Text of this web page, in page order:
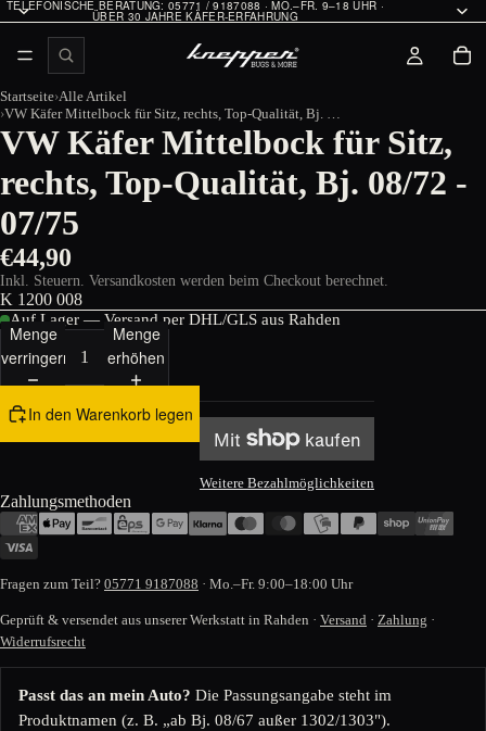
TELEFONISCHE BERATUNG: 05771 / 9187088 · MO.–FR. 9–18 UHR ·
ÜBER 30 JAHRE KÄFER-ERFAHRUNG
Startseite Alle Artikel
VW Käfer Mittelbock für Sitz, rechts, Top-Qualität, Bj. 08/72 - 07/75
VW Käfer Mittelbock für Sitz,
rechts, Top-Qualität, Bj. 08/72 -
07/75
€44,90
Inkl. Steuern. Versandkosten werden beim Checkout berechnet.
K 1200 008
Auf Lager — Versand per DHL/GLS aus Rahden
Menge
verringern
Menge
erhöhen
In den Warenkorb legen
Weitere Bezahlmöglichkeiten
Zahlungsmethoden
Fragen zum Teil? 05771 9187088 · Mo.–Fr. 9:00–18:00 Uhr
Geprüft & versendet aus unserer Werkstatt in Rahden · Versand · Zahlung ·
Widerrufsrecht
Passt das an mein Auto? Die Passungsangabe steht im
Produktnamen (z. B. „ab Bj. 08/67 außer 1302/1303").